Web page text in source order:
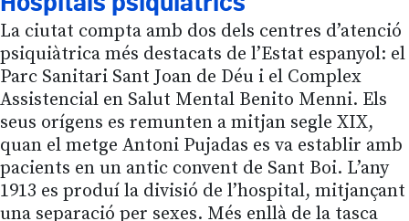
La ciutat compta amb dos dels centres d’atenció
psiquiàtrica més destacats de l’Estat espanyol: el
Parc Sanitari Sant Joan de Déu i el Complex
Assistencial en Salut Mental Benito Menni. Els
seus orígens es remunten a mitjan segle XIX,
quan el metge Antoni Pujadas es va establir amb
pacients en un antic convent de Sant Boi. L’any
1913 es produí la divisió de l’hospital, mitjançant
una separació per sexes. Més enllà de la tasca